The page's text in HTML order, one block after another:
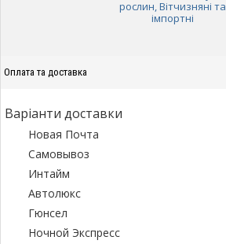
рослин, Вітчизняні та
імпортні
Оплата та доставка
Варіанти доставки
Новая Почта
Самовывоз
Интайм
Автолюкс
Гюнсел
Ночной Экспресс